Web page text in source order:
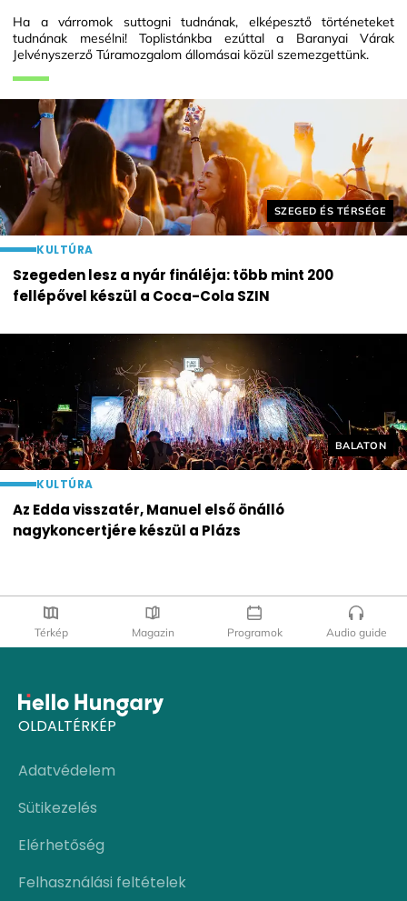
Helyszín címkék:
SZEGED ÉS TÉRSÉGE
KULTÚRA
Szegeden lesz a nyár fináléja: több mint 200
fellépővel készül a Coca-Cola SZIN
Ha a várromok suttogni tudnának, elképesztő történeteket
tudnának mesélni! Toplistánkba ezúttal a Baranyai Várak
Jelvényszerző Túramozgalom állomásai közül szemezgettünk.
Helyszín
BALATON
KULTÚRA
Az Edda visszatér, Manuel első önálló
nagykoncertjére készül a Plázs
Térkép Magazin Programok Audio guide
OLDALTÉRKÉP
Adatvédelem
Sütikezelés
Elérhetőség
Felhasználási feltételek